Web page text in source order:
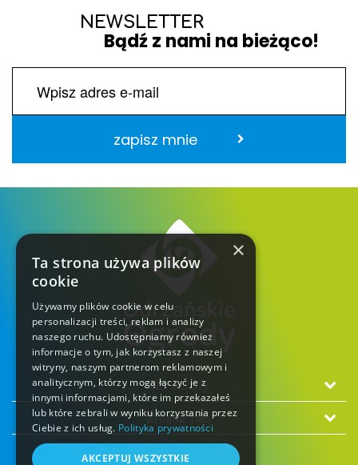
NEWSLETTER
Bądź z nami na bieżąco!
zapisz mnie
Na skróty
Znajdź nas
×
Ta strona używa plików
cookie
Używamy plików cookie w celu
personalizacji treści, reklam i analizy
naszego ruchu. Udostępniamy również
informacje o tym, jak korzystasz z naszej
witryny, naszym partnerom reklamowym i
analitycznym, którzy mogą łączyć je z
innymi informacjami, które im przekazałeś
lub które zebrali w wyniku korzystania przez
Ciebie z ich usług. Polityka prywatności
AKCEPTUJ WSZYSTKIE